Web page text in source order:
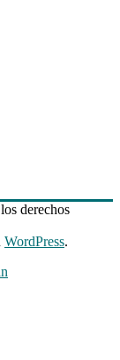
derechos
WordPress.